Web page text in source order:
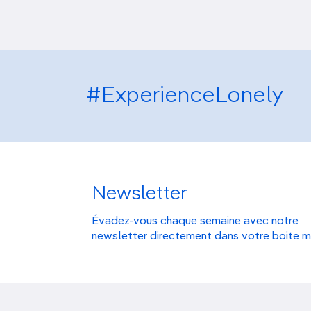
#ExperienceLonely
Newsletter
Évadez-vous chaque semaine avec notre
newsletter directement dans votre boite